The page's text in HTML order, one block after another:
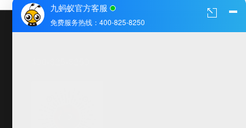
九蚂蚁官方客服
免费服务热线：400-825-8250